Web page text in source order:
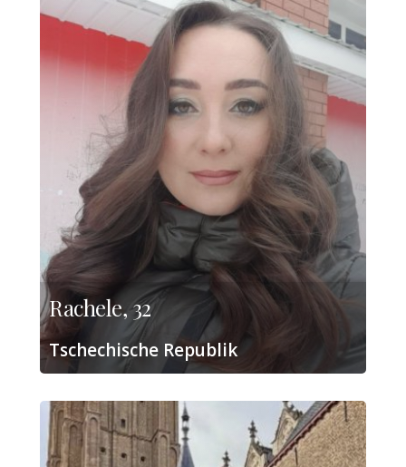
Rachele, 32
Tschechische Republik